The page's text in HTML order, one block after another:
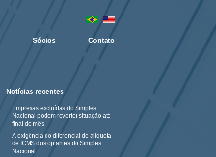
Sócios Contato
Notícias recentes
Empresas excluídas do Simples
Nacional podem reverter situação até
final do mês
A exigência do diferencial de alíquota
de ICMS dos optantes do Simples
Nacional